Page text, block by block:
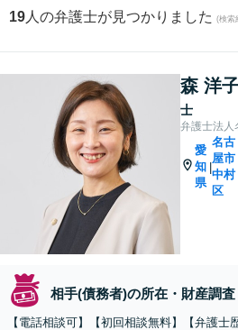
19 人の弁護士が見つかりました (検索
森 洋
士
弁護士法人
愛
知
県
|
名古
屋市
中村
区
相手(債務者)の所在・財産調査
【電話相談可】【初回相談無料】【弁護士